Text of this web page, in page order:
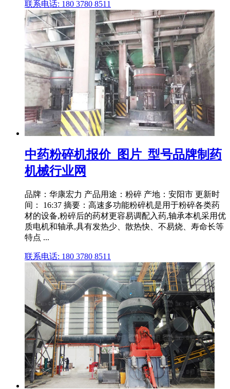
联系电话: 180 3780 8511
中药粉碎机报价_图片_型号品牌制药
机械行业网
品牌：华康宏力 产品用途：粉碎 产地：安阳市 更新时
间： 16:37 摘要：高速多功能粉碎机是用于粉碎各类药
材的设备,粉碎后的药材更容易调配入药,轴承本机采用优
质电机和轴承,具有发热少、散热快、不易烧、寿命长等
特点 ...
联系电话: 180 3780 8511